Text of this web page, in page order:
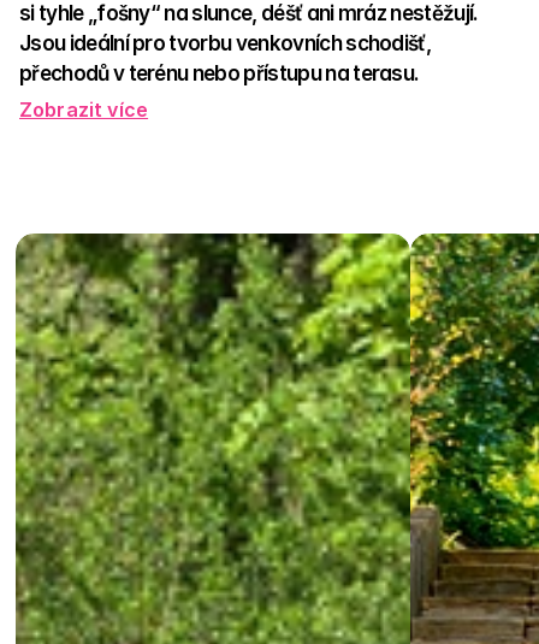
si tyhle „fošny“ na slunce, déšť ani mráz nestěžují.
Jsou ideální pro tvorbu venkovních schodišť,
přechodů v terénu nebo přístupu na terasu.
Protiskluzový povrch přináší bezpečí, betonová konstrukce
stylové i funkční schodiště, které působí rustikálně, ale drží
jako skála.
Schody Staré dřevo – šlápněte do tradice s pohodlím moderní
doby. Bez nátěrů, bez starostí. Jen styl, který vydrží.
Zobrazit více
inspirace - Staré dřevo